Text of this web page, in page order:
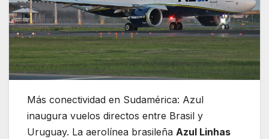
Más conectividad en Sudamérica: Azul
inaugura vuelos directos entre Brasil y
Uruguay. La aerolínea brasileña Azul Linhas